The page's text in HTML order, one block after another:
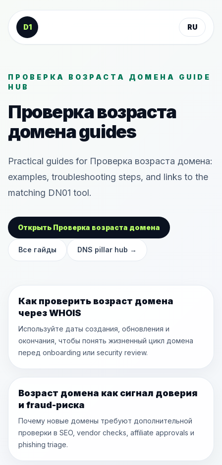
К содержанию
D1
RU
ПРОВЕРКА ВОЗРАСТА ДОМЕНА GUIDE
HUB
Проверка возраста
домена guides
Practical guides for Проверка возраста домена:
examples, troubleshooting steps, and links to the
matching DN01 tool.
Открыть Проверка возраста домена
Все гайды DNS pillar hub →
Как проверить возраст домена
через WHOIS
Используйте даты создания, обновления и
окончания, чтобы понять жизненный цикл домена
перед onboarding или security review.
Возраст домена как сигнал доверия
и fraud-риска
Почему новые домены требуют дополнительной
проверки в SEO, vendor checks, affiliate approvals и
phishing triage.